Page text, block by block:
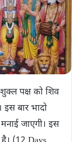
पक्ष को शिव
इस बार भादो
जाएगी। इस